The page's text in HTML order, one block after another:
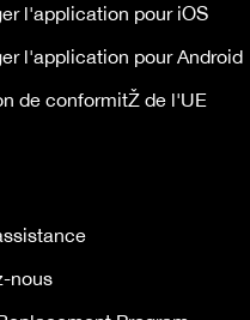
l'application pour iOS
l'application pour Android
de conformitŽ de l'UE
nous